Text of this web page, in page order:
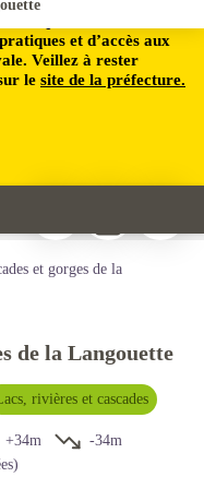
et d’accès aux
Veillez à rester
le site de la préfecture.
en plein écran
et gorges de la
de la Langouette
rivières et cascades
+34m
-34m